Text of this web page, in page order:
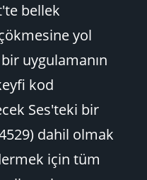
bellek
yol
uygulamanın
kod
Ses'teki bir
dahil olmak
için tüm